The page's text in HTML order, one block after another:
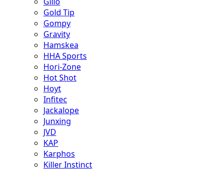
Gold Tip
Gompy
Gravity
Hamskea
HHA Sports
Hori-Zone
Hot Shot
Hoyt
Infitec
Jackalope
Junxing
JVD
KAP
Karphos
Killer Instinct